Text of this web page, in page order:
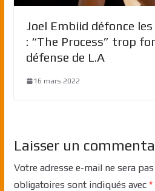
Joel Embiid défonce
: “The Process” trop
défense de L.A
16 mars 2022
Laisser un
Votre adresse e-mail ne sera
obligatoires sont indiqués avec *